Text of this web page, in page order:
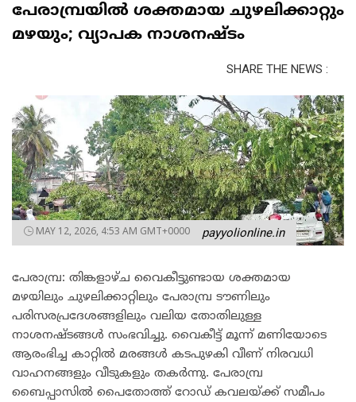
പേരാമ്പ്രയിൽ ശക്തമായ ചുഴലിക്കാറ്റും
മഴയും; വ്യാപക നാശനഷ്ടം
SHARE THE NEWS :
MAY 12, 2026, 4:53 AM GMT+0000 payyolionline.in
പേരാമ്പ്ര: തിങ്കളാഴ്ച വൈകീട്ടുണ്ടായ ശക്തമായ
മഴയിലും ചുഴലിക്കാറ്റിലും പേരാമ്പ്ര ടൗണിലും
പരിസരപ്രദേശങ്ങളിലും വലിയ തോതിലുള്ള
നാശനഷ്ടങ്ങൾ സംഭവിച്ചു. വൈകീട്ട് മൂന്ന് മണിയോടെ
ആരംഭിച്ച കാറ്റിൽ മരങ്ങൾ കടപുഴകി വീണ് നിരവധി
വാഹനങ്ങളും വീടുകളും തകർന്നു. പേരാമ്പ്ര
ബൈപ്പാസിൽ പൈതോത്ത് റോഡ് കവലയ്ക്ക് സമീപം